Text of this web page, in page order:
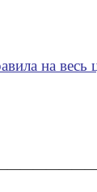
на весь